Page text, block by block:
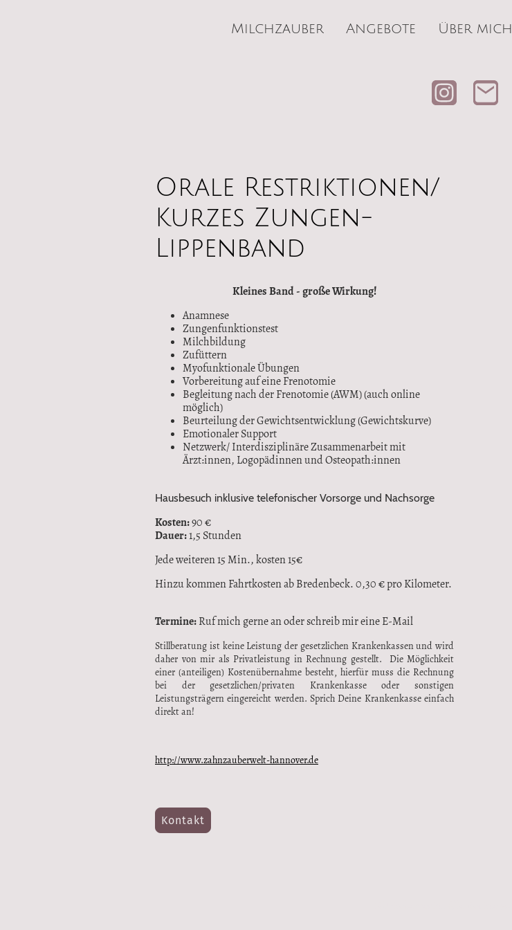
Milchzauber Angebote Über mich
Orale Restriktionen/
Kurzes Zungen-
Lippenband
Kleines Band - große Wirkung!
Anamnese
Zungenfunktionstest
Milchbildung
Zufüttern
Myofunktionale Übungen
Vorbereitung auf eine Frenotomie
Begleitung nach der Frenotomie (AWM) (auch online
möglich)
Beurteilung der Gewichtsentwicklung (Gewichtskurve)
Emotionaler Support
Netzwerk/ Interdisziplinäre Zusammenarbeit mit
Ärzt:innen, Logopädinnen und Osteopath:innen
Hausbesuch inklusive telefonischer Vorsorge und Nachsorge
Kosten:90 €
Dauer:1,5 Stunden
Jede weiteren 15 Min., kosten 15€
Hinzu kommen Fahrtkosten ab Bredenbeck. 0,30 € pro Kilometer.
Termine:Ruf mich gerne an oder schreib mir eine E-Mail
Stillberatung ist keine Leistung der gesetzlichen Krankenkassen und wird
daher von mir als Privatleistung in Rechnung gestellt. Die Möglichkeit
einer (anteiligen) Kostenübernahme besteht, hierfür muss die Rechnung
bei der gesetzlichen/privaten Krankenkasse oder sonstigen
Leistungsträgern eingereicht werden. Sprich Deine Krankenkasse einfach
direkt an!
http://www.zahnzauberwelt-hannover.de
Kontakt